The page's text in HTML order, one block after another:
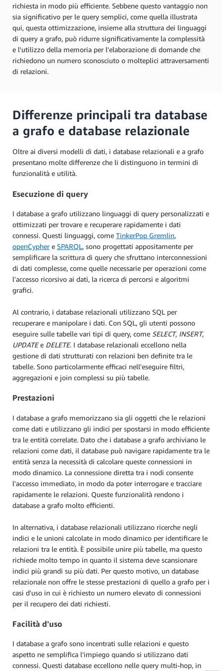
richiesta in modo più efficiente. Sebbene questo vantaggio non
sia significativo per le query semplici, come quella illustrata
qui, questa ottimizzazione, insieme alla struttura dei linguaggi
di query a grafo, può ridurre significativamente la complessità
e l'utilizzo della memoria per l'elaborazione di domande che
richiedono un numero sconosciuto o molteplici attraversamenti
di relazioni.
Differenze principali tra database
a grafo e database relazionale
Oltre ai diversi modelli di dati, i database relazionali e a grafo
presentano molte differenze che li distinguono in termini di
funzionalità e utilità.
Esecuzione di query
I database a grafo utilizzano linguaggi di query personalizzati e
ottimizzati per trovare e recuperare rapidamente i dati
connessi. Questi linguaggi, come TinkerPop Gremlin,
openCyphere SPARQL, sono progettati appositamente per
semplificare la scrittura di query che sfruttano interconnessioni
di dati complesse, come quelle necessarie per operazioni come
l'accesso ricorsivo ai dati, la ricerca di percorsi e algoritmi
grafici.
Al contrario, i database relazionali utilizzano SQL per
recuperare e manipolare i dati. Con SQL, gli utenti possono
eseguire sulle tabelle vari tipi di query, come SELECT, INSERT,
UPDATEe DELETE. I database relazionali eccellono nella
gestione di dati strutturati con relazioni ben definite tra le
tabelle. Sono particolarmente efficaci nell'eseguire filtri,
aggregazioni e join complessi su più tabelle.
Prestazioni
I database a grafo memorizzano sia gli oggetti che le relazioni
come dati e utilizzano gli indici per spostarsi in modo efficiente
tra le entità correlate. Dato che i database a grafo archiviano le
relazioni come dati, il database può navigare rapidamente tra le
entità senza la necessità di calcolare queste connessioni in
modo dinamico. La connessione diretta tra i nodi consente
l'accesso immediato, in modo da poter interrogare e tracciare
rapidamente le relazioni. Queste funzionalità rendono i
database a grafo molto efficienti.
In alternativa, i database relazionali utilizzano ricerche negli
indici e le unioni calcolate in modo dinamico per identificare le
relazioni tra le entità. È possibile unire più tabelle, ma questo
richiede molto tempo in quanto il sistema deve scansionare
indici più grandi su più dati. Per questo motivo, un database
relazionale non offre le stesse prestazioni di quello a grafo per i
casi d'uso in cui è richiesto un numero elevato di connessioni
per il recupero dei dati richiesti.
Facilità d'uso
I database a grafo sono incentrati sulle relazioni e questo
aspetto ne semplifica l'impiego quando si utilizzano dati
connessi. Questi database eccellono nelle query multi-hop, in